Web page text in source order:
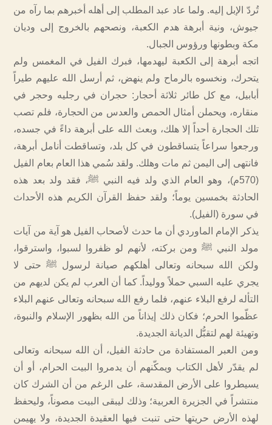
تُردّ الإبل إليه. ولما عاد عبد المطلب إلى أهله أخبرهم بما رآه من
جيوش، ونية أبرهة هدم الكعبة، ونصحهم بالخروج إلى وديان
مكة وبطونها ورؤوس الجبال.
اتجه أبرهة إلى الكعبة ليهدمها، فبرك الفيل في المغمس ولم
يتحرك، ونخسوه بالرماح ولم ينهض، ثم أرسل الله عليهم طيراً
أبابيل، مع كل طائر ثلاثة أحجار: حجران في رجليه وحجر في
منقاره، ويحملن أمثال الحمص والعدس من الحجارة، فلم تصب
تلك الحجارة أحداً إلا هلك، وبعث الله على أبرهة داءً في جسده،
ورجعوا سراعاً يتساقطون في كل بلد، وتساقطت أنامل أبرهة،
فانتهى إلى اليمن ثم مات وهلك. ولقد سُمي هذا العام بعام الفيل
(570م)، وهو العام الذي ولد فيه النبي ﷺ، فقد ولد بعد هذه
الحادثة بخمسين يوماً؛ ولقد حفظ القرآن الكريم هذه الأحداث
في سورة (الفيل).
يذكر الإمام الماوردي أن ما حدث لأصحاب الفيل هو آية من آيات
مولد النبي ﷺ ومن بركته، لأنهم لو ظفروا لسبوا، واسترقوا،
ولكن الله سبحانه وتعالى أهلكهم صيانة لرسول ﷺ حتى لا
يجري عليه السبي حملاً ووليداً. كما أن العرب لم يكن لديهم من
التأله لرفع البلاء عنهم، فلما رفع الله سبحانه وتعالى عنهم البلاء
عظّموا الحرم؛ فكان ذلك إيذاناً من الله بظهور الإسلام والنبوة،
وتهيئة لهم لتقبُّل الديانة الجديدة.
ومن العبر المستفادة من حادثة الفيل، أن الله سبحانه وتعالى
لم يقدّر لأهل الكتاب ويمكّنهم أن يدمروا البيت الحرام، أو أن
يسيطروا على الأرض المقدسة، على الرغم من أن الشرك كان
منتشراً في الجزيرة العربية؛ وذلك ليبقى البيت مصوناً، وليحفظ
لهذه الأرض حريتها حتى تنبت فيها العقيدة الجديدة، ولا يهيمن